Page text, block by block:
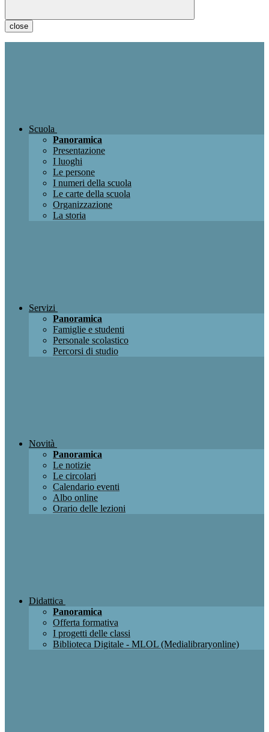
close
Scuola
Panoramica
Presentazione
I luoghi
Le persone
I numeri della scuola
Le carte della scuola
Organizzazione
La storia
Servizi
Panoramica
Famiglie e studenti
Personale scolastico
Percorsi di studio
Novità
Panoramica
Le notizie
Le circolari
Calendario eventi
Albo online
Orario delle lezioni
Didattica
Panoramica
Offerta formativa
I progetti delle classi
Biblioteca Digitale - MLOL (Medialibraryonline)